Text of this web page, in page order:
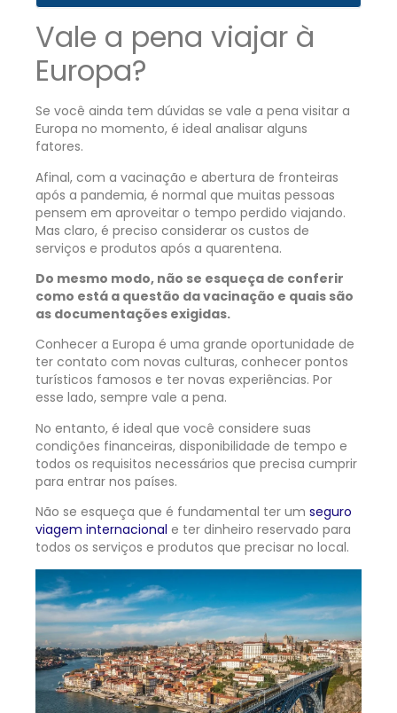
Vale a pena viajar à
Europa?
Se você ainda tem dúvidas se vale a pena visitar a
Europa no momento, é ideal analisar alguns
fatores.
Afinal, com a vacinação e abertura de fronteiras
após a pandemia, é normal que muitas pessoas
pensem em aproveitar o tempo perdido viajando.
Mas claro, é preciso considerar os custos de
serviços e produtos após a quarentena.
Do mesmo modo, não se esqueça de conferir
como está a questão da vacinação e quais são
as documentações exigidas.
Conhecer a Europa é uma grande oportunidade de
ter contato com novas culturas, conhecer pontos
turísticos famosos e ter novas experiências. Por
esse lado, sempre vale a pena.
No entanto, é ideal que você considere suas
condições financeiras, disponibilidade de tempo e
todos os requisitos necessários que precisa cumprir
para entrar nos países.
Não se esqueça que é fundamental ter um seguro
viagem internacional e ter dinheiro reservado para
todos os serviços e produtos que precisar no local.